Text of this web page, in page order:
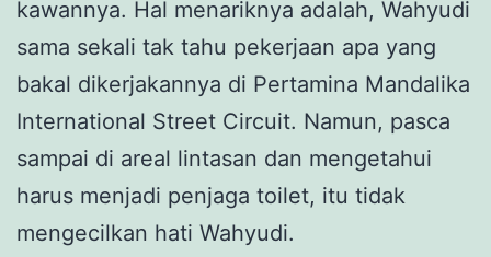
kawannya. Hal menariknya adalah, Wahyudi
sama sekali tak tahu pekerjaan apa yang
bakal dikerjakannya di Pertamina Mandalika
International Street Circuit. Namun, pasca
sampai di areal lintasan dan mengetahui
harus menjadi penjaga toilet, itu tidak
mengecilkan hati Wahyudi.